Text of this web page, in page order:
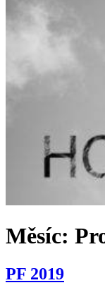
Měsíc:
PF 2019